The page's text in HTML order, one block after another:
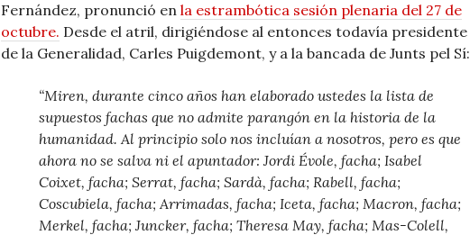
Fernández, pronunció en la estrambótica sesión plenaria del 27 de
octubre. Desde el atril, dirigiéndose al entonces todavía presidente
de la Generalidad, Carles Puigdemont, y a la bancada de Junts pel Sí:
“Miren, durante cinco años han ela­borado ustedes la lista de
supuestos fachas que no admite parangón en la historia de la
humanidad. Al principio solo nos incluían a nosotros, pero es que
ahora no se salva ni el apuntador: Jordi Évole, facha; Isabel
Coixet, facha; Serrat, facha; Sardà, facha; Rabell, facha;
Coscubiela, facha; Arrimadas, facha; Iceta, facha; Macron, fa­cha;
Merkel, facha; Juncker, facha; Theresa May, facha; Mas-­Colell,